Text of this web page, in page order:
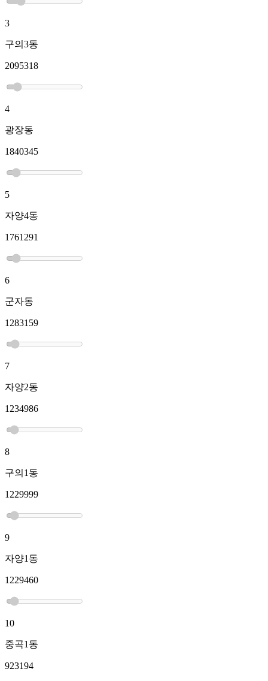
3
구의3동
2095318
4
광장동
1840345
5
자양4동
1761291
6
군자동
1283159
7
자양2동
1234986
8
구의1동
1229999
9
자양1동
1229460
10
중곡1동
923194